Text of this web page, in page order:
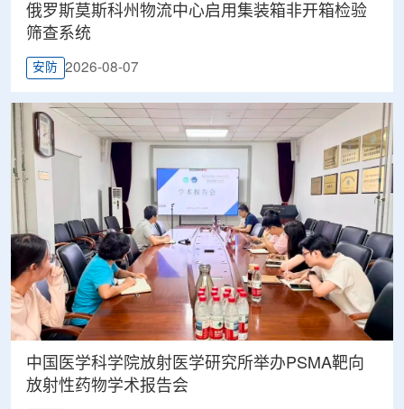
俄罗斯莫斯科州物流中心启用集装箱非开箱检验
筛查系统
安防 2026-08-07
中国医学科学院放射医学研究所举办PSMA靶向
放射性药物学术报告会